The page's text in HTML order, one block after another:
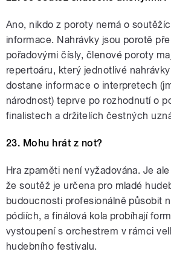
Ano, nikdo z poroty nemá o
informace. Nahrávky jsou porotě
pořadovými čísly, členové poroty
repertoáru, který jednotlivé
dostane informace o interpretech
národnost) teprve po rozhodnutí o
finalistech a držitelích čestných
23. Mohu hrát z not?
Hra zpaměti není vyžadována. Je
že soutěž je určena pro mladé
budoucnosti profesionálně působit
pódiích, a finálová kola probíhají
vystoupení s orchestrem v rámci
hudebního festivalu.